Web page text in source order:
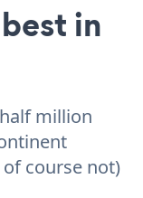
in
million
course not)